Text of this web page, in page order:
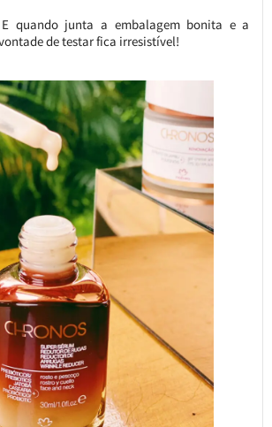
E quando junta a embalagem bonita e a
de testar fica irresistível!